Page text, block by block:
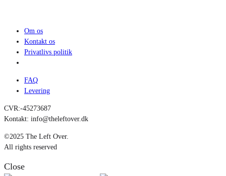
Om os
Kontakt os
Privatlivs politik
FAQ
Levering
CVR:-45273687
Kontakt: info@theleftover.dk
©2025 The Left Over.
All rights reserved
Close